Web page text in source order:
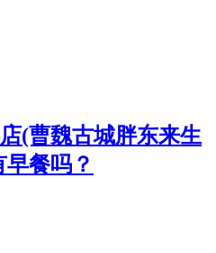
(曹魏古城胖东来生
餐吗？